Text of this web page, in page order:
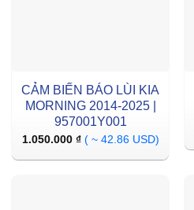
CẢM BIẾN BÁO LÙI KIA
MORNING 2014-2025 |
957001Y001
1.050.000 ₫ ( ~ 42.86 USD)